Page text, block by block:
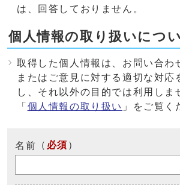
は、回答しておりません。
個人情報の取り扱いにつ
取得した個人情報は、お問い合わ
またはご意見に対する適切な対応
し、それ以外の目的では利用しま
「 個人情報の取り扱い 」をご覧く
名前 （ 必須 ）